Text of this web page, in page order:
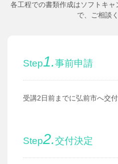
各工程での書類作成はソフトキ
で、ご相談
Step1.事前申請
受講2日前までに弘前市へ交
Step2.交付決定